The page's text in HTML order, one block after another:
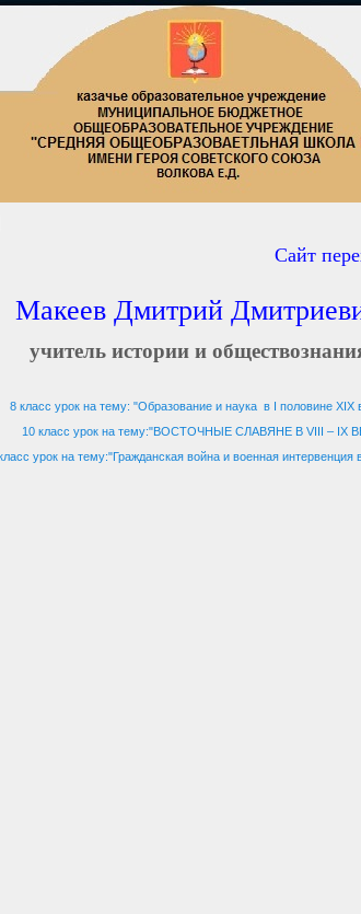
Сайт
Макеев Дмитрий
учитель истории и
8 класс урок на тему: "Образование и наука в I половине XIX
10 класс урок на тему:"ВОСТОЧНЫЕ СЛАВЯНЕ В VIII – IХ
урок на тему:"Гражданская война и военная интервенция